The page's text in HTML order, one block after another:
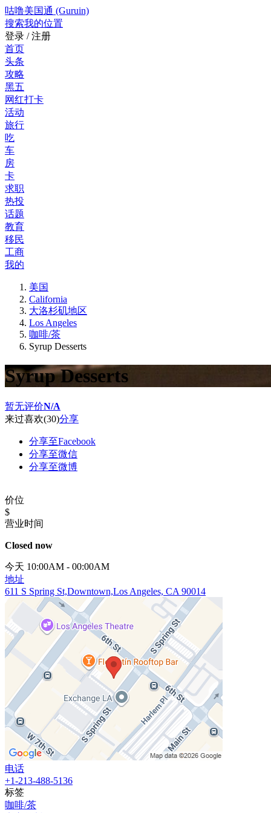
咕噜美国通 (Guruin)
搜索我的位置
登录 / 注册
首页
头条
攻略
黑五
网红打卡
活动
旅行
吃
车
房
卡
求职
热投
话题
教育
移民
工商
我的
美国
California
大洛杉矶地区
Los Angeles
咖啡/茶
Syrup Desserts
Syrup Desserts
暂无评价N/A
来过喜欢(30)分享
分享至Facebook
分享至微信
分享至微博
价位
$
营业时间
Closed now
今天 10:00AM - 00:00AM
地址
611 S Spring St,Downtown,Los Angeles, CA 90014
电话
+1-213-488-5136
标签
咖啡/茶